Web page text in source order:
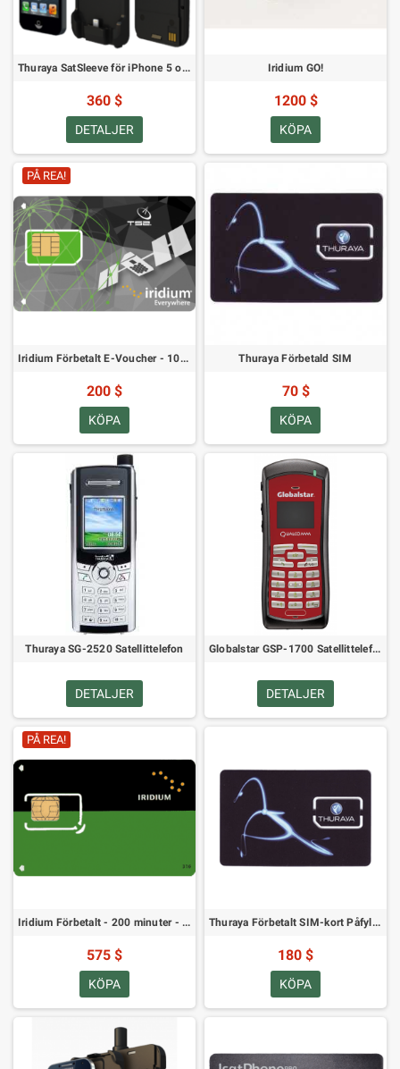
Thuraya SatSleeve för iPhone 5 och 5S
360 $
DETALJER
Iridium GO!
1200 $
KÖPA
PÅ REA!
Iridium Förbetalt E-Voucher - 100 Minuter - En Månads Giltighetstid
200 $
KÖPA
Thuraya Förbetald SIM
70 $
KÖPA
Thuraya SG-2520 Satellittelefon
DETALJER
Globalstar GSP-1700 Satellittelefon
DETALJER
PÅ REA!
Iridium Förbetalt - 200 minuter - Sex månaders giltighetstid
575 $
KÖPA
Thuraya Förbetalt SIM-kort Påfyllning - 160 Enheter
180 $
KÖPA